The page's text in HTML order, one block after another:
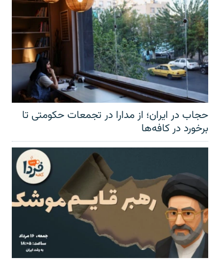
حجاب در ایران؛ از مدارا در تجمعات حکومتی تا
برخورد در کافه‌ها